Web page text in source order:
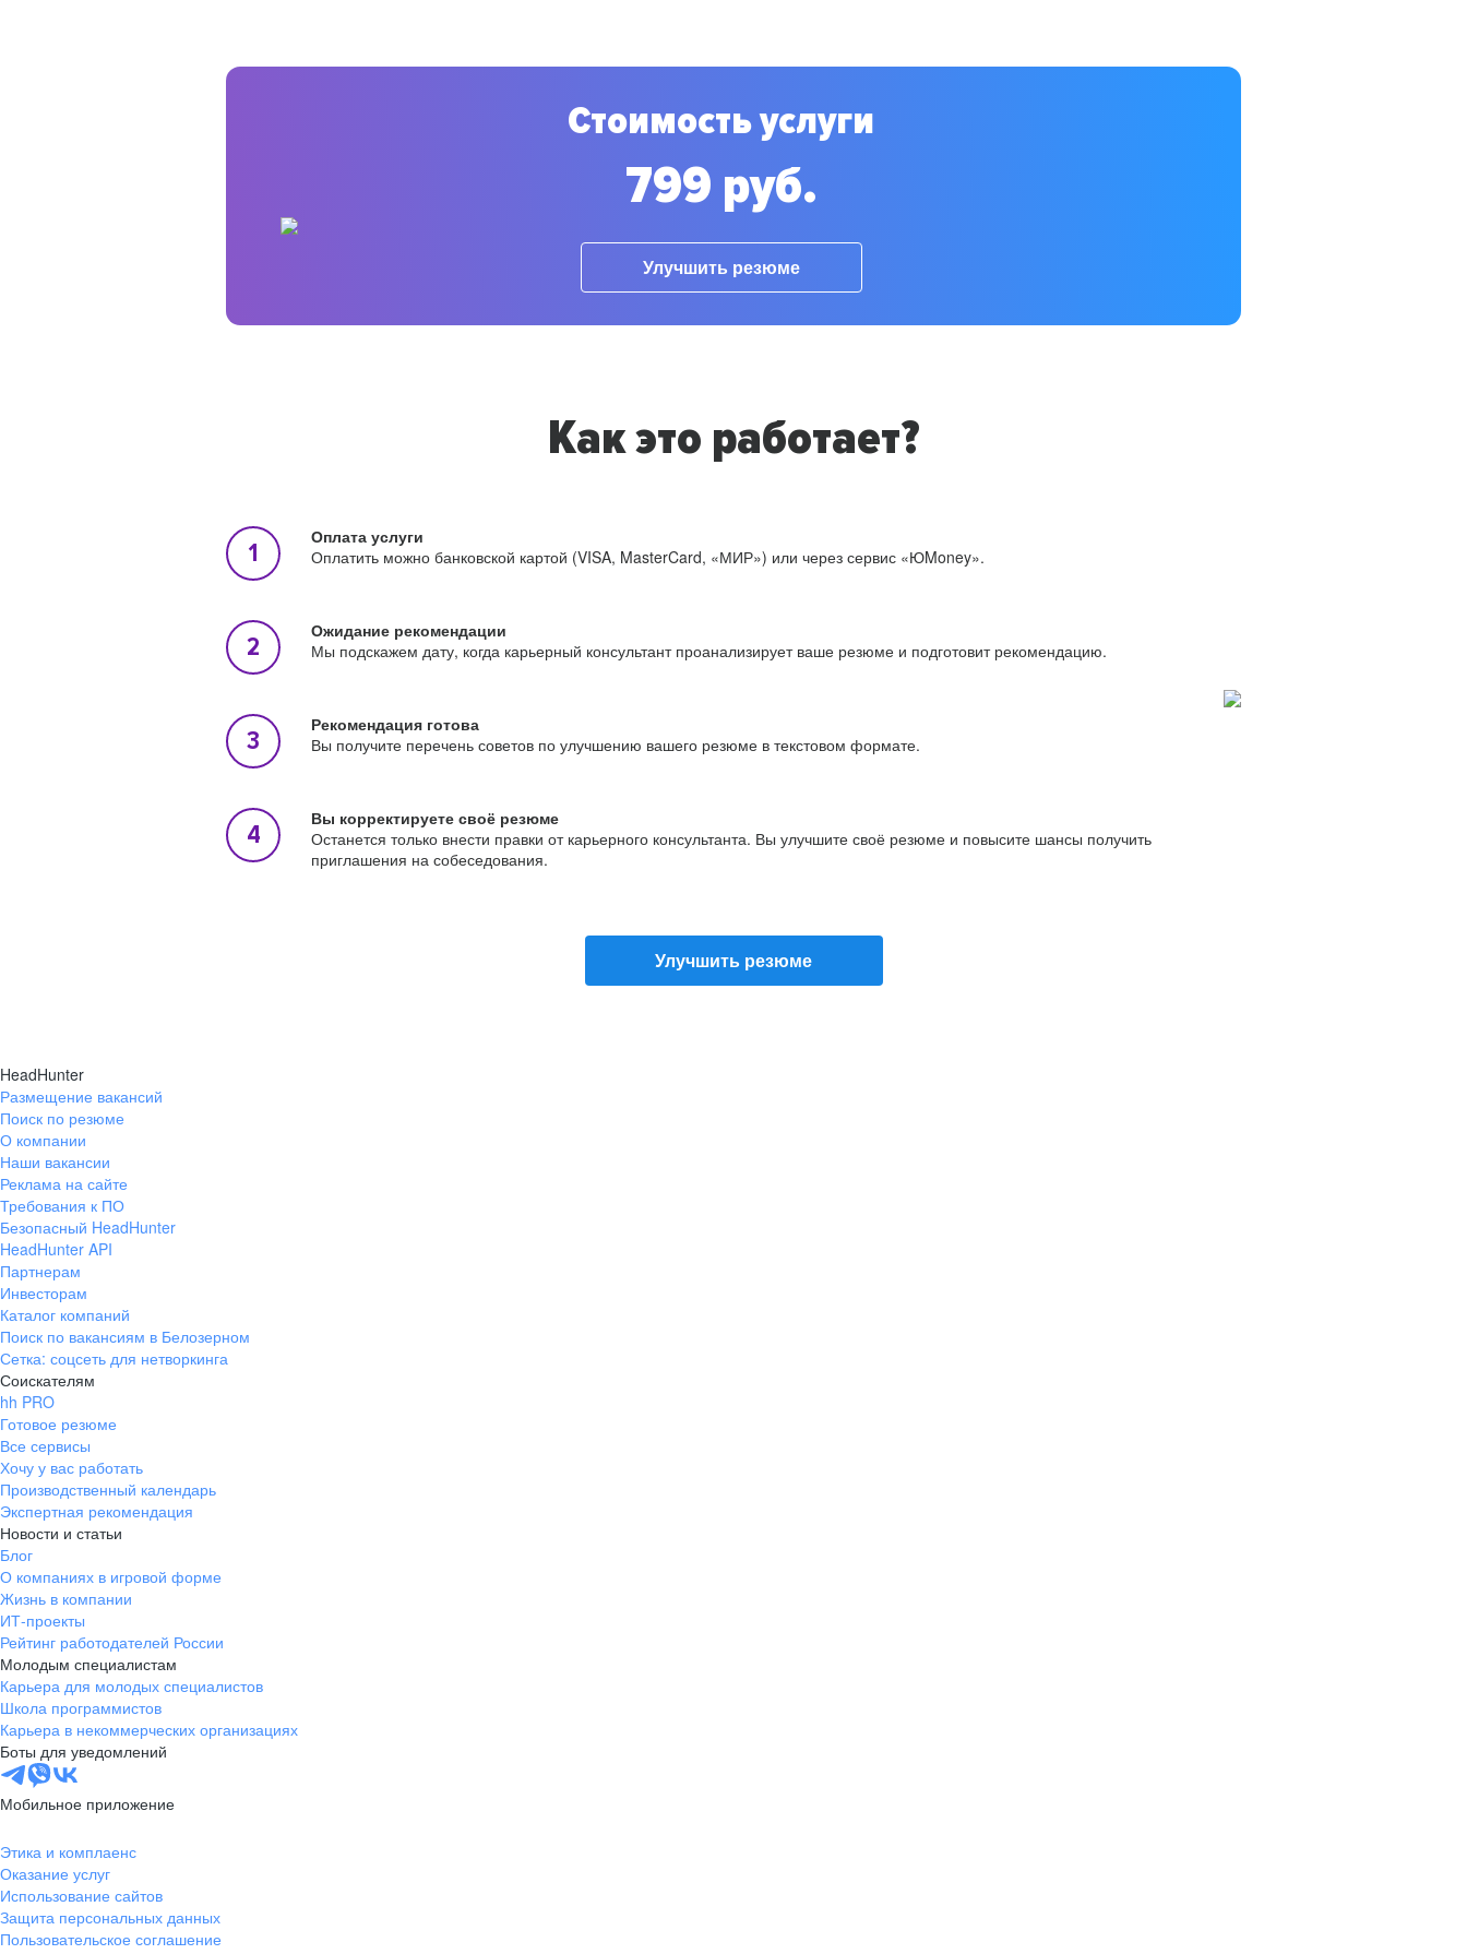
Стоимость услуги
799 руб.
Улучшить резюме
Как это работает?
Оплата услуги
Оплатить можно банковской картой (VISA, MasterCard, «МИР») или через сервис «ЮMoney».
Ожидание рекомендации
Мы подскажем дату, когда карьерный консультант проанализирует ваше резюме и подготовит рекомендацию.
Рекомендация готова
Вы получите перечень советов по улучшению вашего резюме в текстовом формате.
Вы корректируете своё резюме
Останется только внести правки от карьерного консультанта. Вы улучшите своё резюме и повысите шансы получить
приглашения на собеседования.
Улучшить резюме
HeadHunter
Размещение вакансий
Поиск по резюме
О компании
Наши вакансии
Реклама на сайте
Требования к ПО
Безопасный HeadHunter
HeadHunter API
Партнерам
Инвесторам
Каталог компаний
Поиск по вакансиям в Белозерном
Сетка: соцсеть для нетворкинга
Соискателям
hh PRO
Готовое резюме
Все сервисы
Хочу у вас работать
Производственный календарь
Экспертная рекомендация
Новости и статьи
Блог
О компаниях в игровой форме
Жизнь в компании
ИТ-проекты
Рейтинг работодателей России
Молодым специалистам
Карьера для молодых специалистов
Школа программистов
Карьера в некоммерческих организациях
Боты для уведомлений
Мобильное приложение
Этика и комплаенс
Оказание услуг
Использование сайтов
Защита персональных данных
Пользовательское соглашение